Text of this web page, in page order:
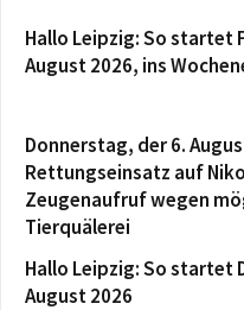
Hallo Leipzig: So startet
August 2026, ins
Donnerstag, der 6.
Rettungseinsatz auf
Zeugenaufruf wegen
Tierquälerei
Hallo Leipzig: So startet
August 2026